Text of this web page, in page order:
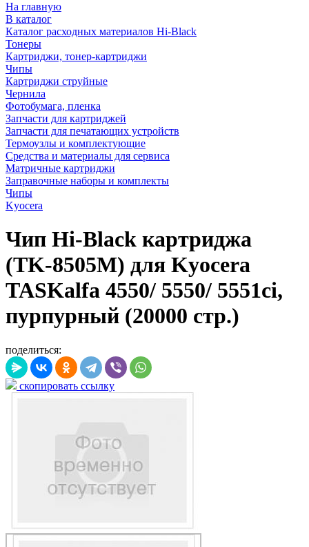
На главную
В каталог
Каталог расходных материалов Hi-Black
Тонеры
Картриджи, тонер-картриджи
Чипы
Картриджи струйные
Чернила
Фотобумага, пленка
Запчасти для картриджей
Запчасти для печатающих устройств
Термоузлы и комплектующие
Средства и материалы для сервиса
Матричные картриджи
Заправочные наборы и комплекты
Чипы
Kyocera
Чип Hi-Black картриджа
(TK-8505M) для Kyocera
TASKalfa 4550/ 5550/ 5551ci,
пурпурный (20000 стр.)
поделиться:
скопировать ссылку